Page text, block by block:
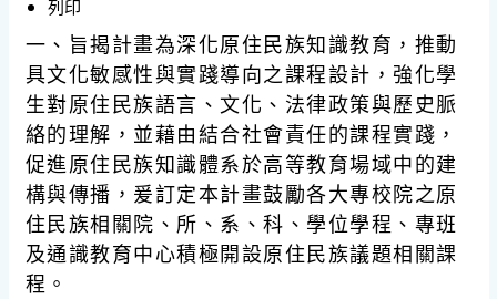
列印
一、旨揭計畫為深化原住民族知識教育，推動
具文化敏感性與實踐導向之課程設計，強化學
生對原住民族語言、文化、法律政策與歷史脈
絡的理解，並藉由結合社會責任的課程實踐，
促進原住民族知識體系於高等教育場域中的建
構與傳播，爰訂定本計畫鼓勵各大專校院之原
住民族相關院、所、系、科、學位學程、專班
及通識教育中心積極開設原住民族議題相關課
程。